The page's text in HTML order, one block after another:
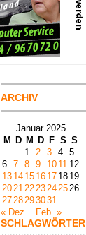
ARCHIV
Januar 2025
M
D M D F S S
1 2 3 4 5
6 7 8 9 10 11 12
13 14 15 16 17 18 19
20212223242526
2728293031
« Dez.
Feb. »
SCHLAGWÖRTER